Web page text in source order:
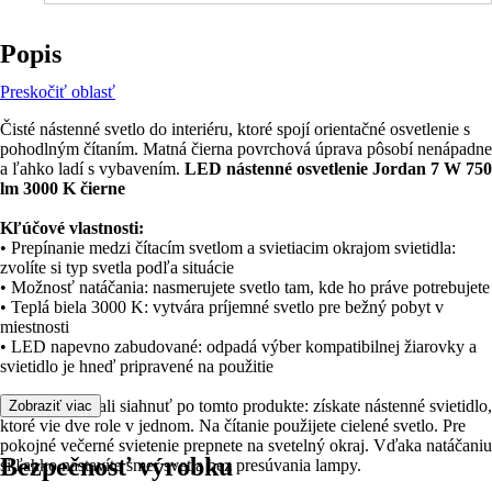
Popis
Preskočiť oblasť
Čisté nástenné svetlo do interiéru, ktoré spojí orientačné osvetlenie s
pohodlným čítaním. Matná čierna povrchová úprava pôsobí nenápadne
a ľahko ladí s vybavením. LED nástenné osvetlenie Jordan 7 W 750
lm 3000 K čierne
Kľúčové vlastnosti:
• Prepínanie medzi čítacím svetlom a svietiacim okrajom svietidla:
zvolíte si typ svetla podľa situácie
• Možnosť natáčania: nasmerujete svetlo tam, kde ho práve potrebujete
• Teplá biela 3000 K: vytvára príjemné svetlo pre bežný pobyt v
miestnosti
• LED napevno zabudované: odpadá výber kompatibilnej žiarovky a
svietidlo je hneď pripravené na použitie
Preto by ste mali siahnuť po tomto produkte: získate nástenné svietidlo,
ktoré vie dve role v jednom. Na čítanie použijete cielené svetlo. Pre
pokojné večerné svietenie prepnete na svetelný okraj. Vďaka natáčaniu
si ľahko nastavíte smer svetla bez presúvania lampy.
Zobraziť viac
Bezpečnosť výrobku